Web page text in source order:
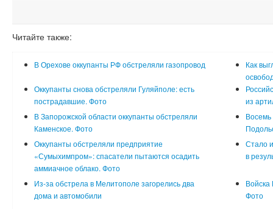
Читайте также:
В Орехове оккупанты РФ обстреляли газопровод
Как
Оккупанты снова обстреляли Гуляйполе: есть
пострадавшие. Фото
из
В Запорожской области оккупанты обстреляли
Каменское. Фото
Восемь
Оккупанты обстреляли предприятие
«Сумыхимпром»: спасатели пытаются осадить
аммиачное облако. Фото
Стало
в
Из-за обстрела в Мелитополе загорелись два
дома и автомобили
Фото